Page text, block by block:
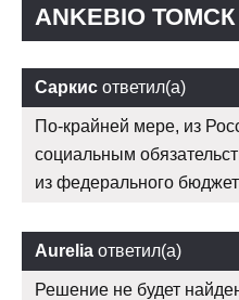
ANKEBIO ТОМСК
Саркис ответил(а)
По-крайней мере, из
социальным
из федерального
Aurelia ответил(а)
Решение не будет